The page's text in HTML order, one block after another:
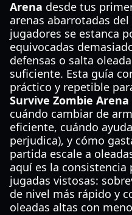
Arena desde tus
arenas abarrotadas
jugadores se estanca
equivocadas
defensas o salta
suficiente. Esta guía
práctico y repetible
Survive Zombie Arena
cuándo cambiar de
eficiente, cuándo
perjudica), y cómo
partida escale a
aquí es la consistencia
jugadas vistosas:
de nivel más rápido y
oleadas altas con